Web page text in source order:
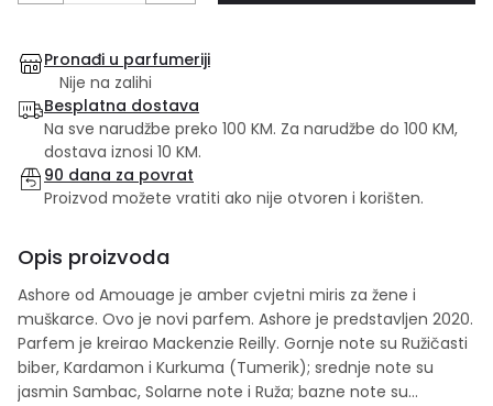
Pronađi u parfumeriji
Nije na zalihi
Besplatna dostava
Na sve narudžbe preko 100 KM. Za narudžbe do 100 KM,
dostava iznosi 10 KM.
90 dana za povrat
Proizvod možete vratiti ako nije otvoren i korišten.
Opis proizvoda
Ashore od Amouage je amber cvjetni miris za žene i
muškarce. Ovo je novi parfem. Ashore je predstavljen 2020.
Parfem je kreirao Mackenzie Reilly. Gornje note su Ružičasti
biber, Kardamon i Kurkuma (Tumerik); srednje note su
jasmin Sambac, Solarne note i Ruža; bazne note su